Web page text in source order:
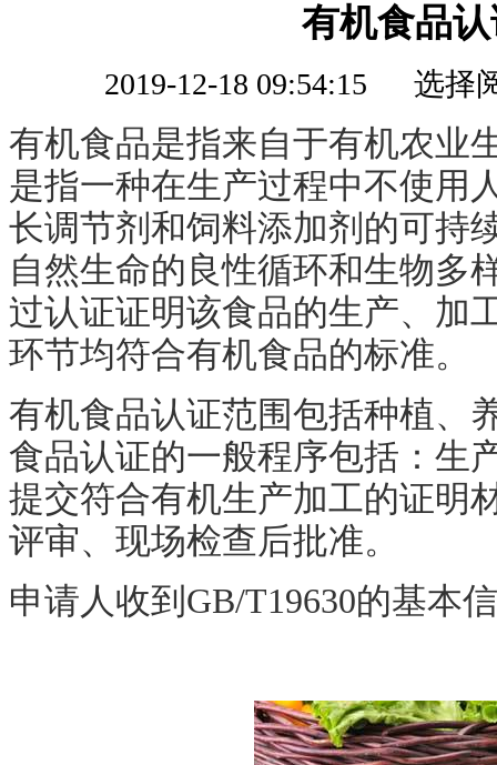
有机食品
2019-12-18 09:54:15 选择
有机食品是指来自于有机农业
是指一种在生产过程中不使用
长调节剂和饲料添加剂的可持
自然生命的良性循环和生物多
过认证证明该食品的生产、加
环节均符合有机食品的标准。
有机食品认证范围包括种植、
食品认证的一般程序包括：生
提交符合有机生产加工的证明
评审、现场检查后批准。
申请人收到 GB/T19630的基本